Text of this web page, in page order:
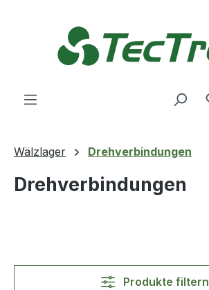
Wälzlager Drehverbindungen
Drehverbindungen
Produkte filtern